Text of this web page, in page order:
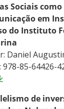
Sociais
em
do Instituto
Daniel
85-64426-
de